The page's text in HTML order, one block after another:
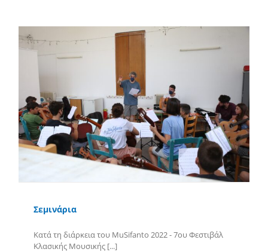
Σεμινάρια
Κατά τη διάρκεια του MuSifanto 2022 - 7ου Φεστιβάλ
Κλασικής Μουσικής [...]